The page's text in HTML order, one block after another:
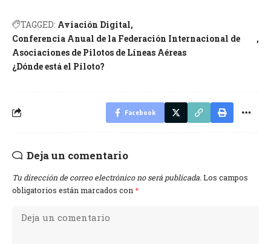
TAGGED: Aviación Digital
Conferencia Anual de la Federación Internacional de
Asociaciones de Pilotos de Líneas Aéreas
¿Dónde está el Piloto?
Facebook
Deja un comentario
Tu dirección de correo electrónico no será publicada. Los campos
obligatorios están marcados con *